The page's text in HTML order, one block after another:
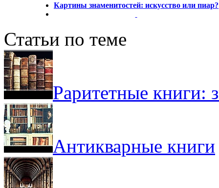
Картины знаменитостей: искусство или пиар?
Статьи по теме
Раритетные книги:
Антикварные книги